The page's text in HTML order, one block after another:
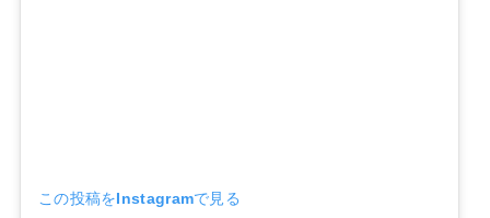
この投稿をInstagramで見る